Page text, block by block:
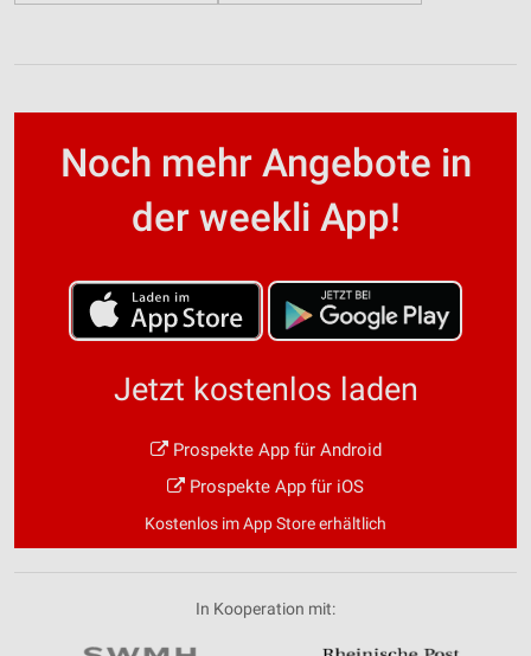
Noch mehr Angebote in
der weekli App!
Jetzt kostenlos laden
Prospekte App für Android
Prospekte App für iOS
Kostenlos im App Store erhältlich
In Kooperation mit: